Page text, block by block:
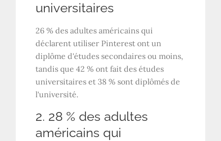
universitaires
26 % des adultes américains qui
déclarent utiliser Pinterest ont un
diplôme d'études secondaires ou moins,
tandis que 42 % ont fait des études
universitaires et 38 % sont diplômés de
l'université.
2. 28 % des adultes
américains qui